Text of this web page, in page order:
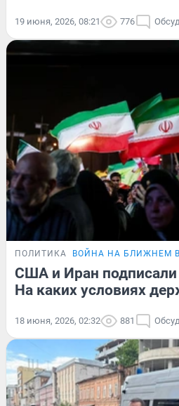
19 июня, 2026, 08:21 776
ПОЛИТИКА ВОЙНА НА БЛИЖНЕМ
США и Иран
На каких условиях
18 июня, 2026, 02:32 881